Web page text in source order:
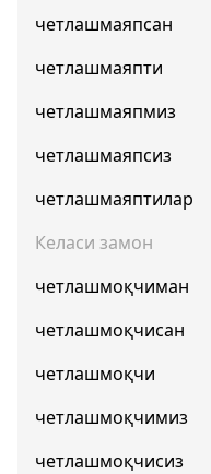
четлашмаяпсан
четлашмаяпти
четлашмаяпмиз
четлашмаяпсиз
четлашмаяптилар
Келаси замон
четлашмоқчиман
четлашмоқчисан
четлашмоқчи
четлашмоқчимиз
четлашмоқчисиз